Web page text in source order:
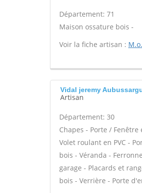
Département: 71
Maison ossature bois -
Voir la fiche artisan :
Vidal jeremy
Artisan
Département: 30
Chapes - Porte /
Volet roulant en PVC -
bois - Véranda -
garage - Placards et
bois - Verrière - Porte